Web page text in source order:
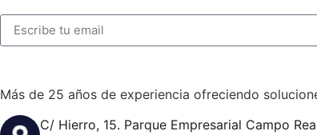
Más de 25 años de experiencia ofreciendo
C/ Hierro, 15. Parque Empresarial Campo